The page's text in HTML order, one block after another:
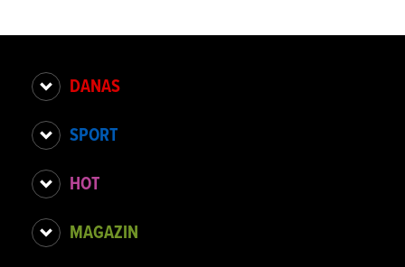
DANAS
SPORT
HOT
MAGAZIN